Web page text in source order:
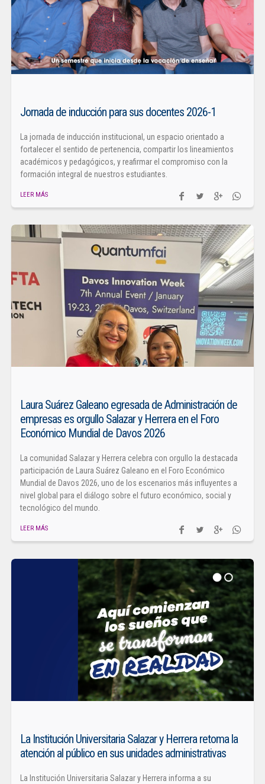
Jornada de inducción para sus docentes 2026-1
La jornada de inducción institucional, un espacio orientado a
fortalecer el sentido de pertenencia, compartir los lineamientos
académicos y pedagógicos, y reafirmar el compromiso con la
formación integral de nuestros estudiantes.
LEER MÁS
Laura Suárez Galeano egresada de Administración de
empresas es orgullo Salazar y Herrera en el Foro
Económico Mundial de Davos 2026
La comunidad Salazar y Herrera celebra con orgullo la destacada
participación de Laura Suárez Galeano en el Foro Económico
Mundial de Davos 2026, uno de los escenarios más influyentes a
nivel global para el diálogo sobre el futuro económico, social y
tecnológico del mundo.
LEER MÁS
La Institución Universitaria Salazar y Herrera retoma la
atención al público en sus unidades administrativas
La Institución Universitaria Salazar y Herrera informa a su